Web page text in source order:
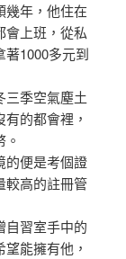
幾年，他住在
會上班，從私
1000多元到
季空氣塵土
的都會裡，
便是考個證
較高的註冊管
習室手中的
能擁有他，